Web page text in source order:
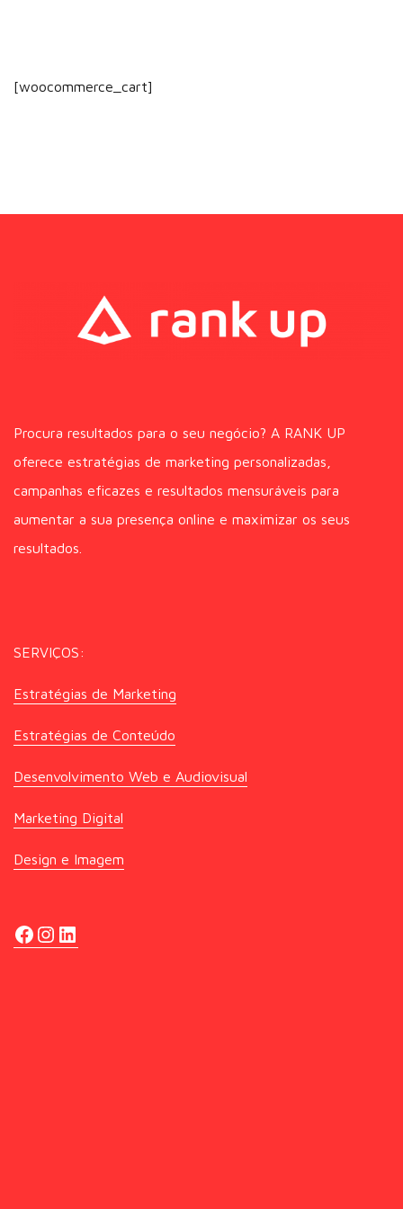
[woocommerce_cart]
Procura resultados para o seu negócio? A RANK UP
oferece estratégias de marketing personalizadas,
campanhas eficazes e resultados mensuráveis para
aumentar a sua presença online e maximizar os seus
resultados.
SERVIÇOS:
Estratégias de Marketing
Estratégias de Conteúdo
Desenvolvimento Web e Audiovisual
Marketing Digital
Design e Imagem